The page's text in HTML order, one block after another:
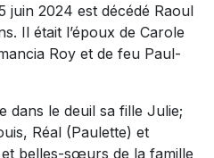
juin 2024 est décédé Raoul
Il était l’époux de Carole
Roy et de feu Paul-
dans le deuil sa fille Julie;
Réal (Paulette) et
belles-sœurs de la famille